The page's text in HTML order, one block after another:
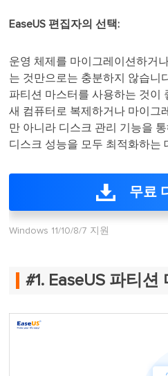
EaseUS 편집자의 선택:
운영 체제를 마이그레이션하거
는 것만으로는 충분하지 않습니
파티션 마스터를 사용하는 것이
새 컴퓨터로 복제하거나 마이그
만 아니라 디스크 관리 기능을
디스크 성능을 모두 최적화하는
무료
Windows 11/10/8/7 지원
#1. EaseUS 파티션